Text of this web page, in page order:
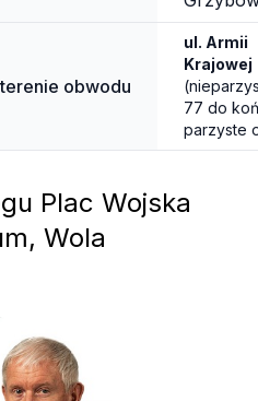
obwodu
ul. Armii
Krajowej
77 do
parzyste
do końca)
ul.
Plac Wojska
Wola